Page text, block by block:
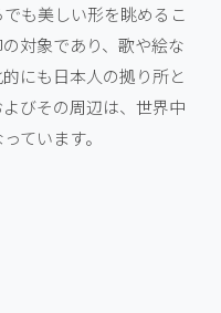
も美しい形を眺めるこ
対象であり、歌や絵な
にも日本人の拠り所と
びその周辺は、世界中
ています。